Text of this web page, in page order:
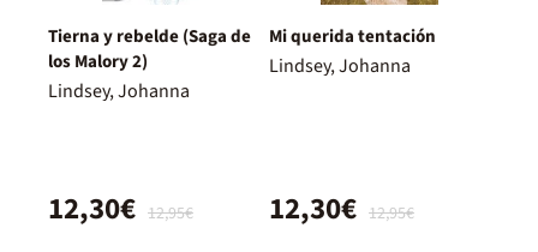
Tierna y rebelde (Saga de
los Malory 2)
Lindsey, Johanna
12,95€
12,30€
Mi querida tentación
Lindsey, Johanna
12,95€
12,30€